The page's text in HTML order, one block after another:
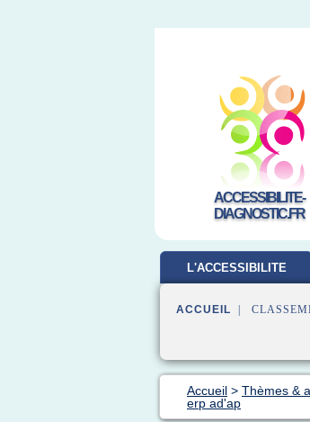
ACCESSIBILITE-
DIAGNOSTIC.FR
L'ACCESSIBILITE
ACCUEIL |
Accueil > Thèmes &
erp ad'ap